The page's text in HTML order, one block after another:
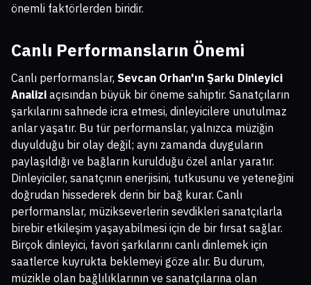
önemli faktörlerden biridir.
Canlı Performansların Önemi
Canlı performanslar, Sevcan Orhan'ın Şarkı Dinleyici
Analizi açısından büyük bir öneme sahiptir. Sanatçıların
şarkılarını sahnede icra etmesi, dinleyicilere unutulmaz
anlar yaşatır. Bu tür performanslar, yalnızca müziğin
duyulduğu bir olay değil; aynı zamanda duyguların
paylaşıldığı ve bağların kurulduğu özel anlar yaratır.
Dinleyiciler, sanatçının enerjisini, tutkusunu ve yeteneğini
doğrudan hissederek derin bir bağ kurar. Canlı
performanslar, müzikseverlerin sevdikleri sanatçılarla
birebir etkileşim yaşayabilmesi için de bir fırsat sağlar.
Birçok dinleyici, favori şarkılarını canlı dinlemek için
saatlerce kuyrukta beklemeyi göze alır. Bu durum,
müzikle olan bağlılıklarının ve sanatçılarına olan